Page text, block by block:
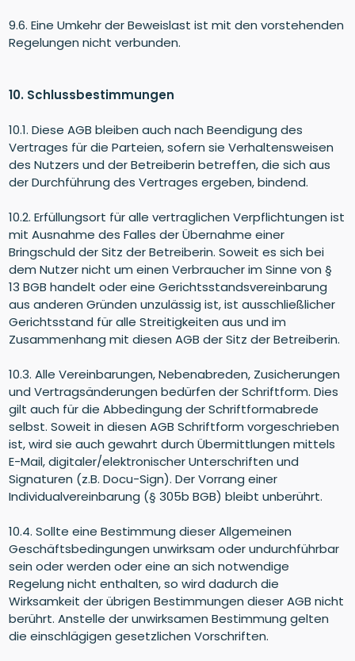
9.6. Eine Umkehr der Beweislast ist mit den vorstehenden
Regelungen nicht verbunden.
10. Schlussbestimmungen
10.1. Diese AGB bleiben auch nach Beendigung des
Vertrages für die Parteien, sofern sie Verhaltensweisen
des Nutzers und der Betreiberin betreffen, die sich aus
der Durchführung des Vertrages ergeben, bindend.
10.2. Erfüllungsort für alle vertraglichen Verpflichtungen ist
mit Ausnahme des Falles der Übernahme einer
Bringschuld der Sitz der Betreiberin. Soweit es sich bei
dem Nutzer nicht um einen Verbraucher im Sinne von §
13 BGB handelt oder eine Gerichtsstandsvereinbarung
aus anderen Gründen unzulässig ist, ist ausschließlicher
Gerichtsstand für alle Streitigkeiten aus und im
Zusammenhang mit diesen AGB der Sitz der Betreiberin.
10.3. Alle Vereinbarungen, Nebenabreden, Zusicherungen
und Vertragsänderungen bedürfen der Schriftform. Dies
gilt auch für die Abbedingung der Schriftformabrede
selbst. Soweit in diesen AGB Schriftform vorgeschrieben
ist, wird sie auch gewahrt durch Übermittlungen mittels
E-Mail, digitaler/elektronischer Unterschriften und
Signaturen (z.B. Docu-Sign). Der Vorrang einer
Individualvereinbarung (§ 305b BGB) bleibt unberührt.
10.4. Sollte eine Bestimmung dieser Allgemeinen
Geschäftsbedingungen unwirksam oder undurchführbar
sein oder werden oder eine an sich notwendige
Regelung nicht enthalten, so wird dadurch die
Wirksamkeit der übrigen Bestimmungen dieser AGB nicht
berührt. Anstelle der unwirksamen Bestimmung gelten
die einschlägigen gesetzlichen Vorschriften.